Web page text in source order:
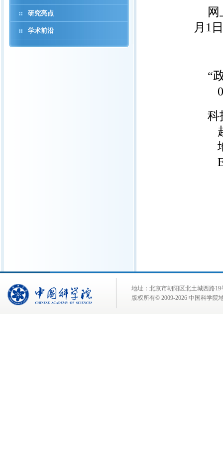
研究亮点
学术前沿
月1
“
科
赵
地
E-
地址：北京市朝阳区北土城西路
版权所有© 2009-2026 中国科学院